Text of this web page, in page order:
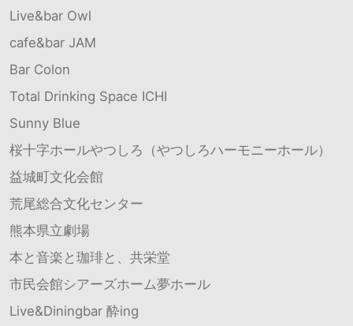
Live&bar Owl
cafe&bar JAM
Bar Colon
Total Drinking Space ICHI
Sunny Blue
桜十字ホールやつしろ（やつしろハーモニーホール）
益城町文化会館
荒尾総合文化センター
熊本県立劇場
本と音楽と珈琲と、共栄堂
市民会館シアーズホーム夢ホール
Live&Diningbar 酔ing